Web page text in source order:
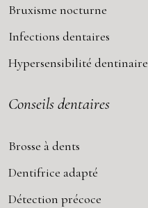
Bruxisme nocturne
Infections dentaires
Hypersensibilité dentinaire
Conseils dentaires
Brosse à dents
Dentifrice adapté
Détection précoce